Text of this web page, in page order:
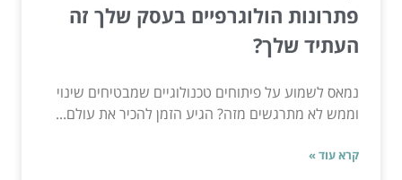
פתרונות הולוגרפיים בעסק שלך זה
העתיד שלך?
נמאס לשמוע על פיתוחים טכנולוגיים שמבטיחים שינוי
וממש לא מתרגשים מזה? הגיע הזמן להכיר את עולם...
קרא עוד »